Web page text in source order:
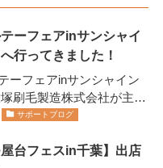
ーフェアinサンシャイ
行ってきました！
ーフェアinサンシャイン
サポートブログ
屋台フェスin千葉】出店